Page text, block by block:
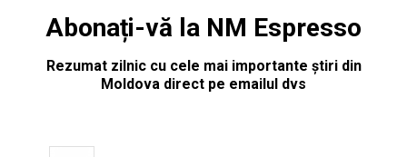
Abonați-vă la NM Espresso
Rezumat zilnic cu cele mai importante știri din
Moldova direct pe emailul dvs